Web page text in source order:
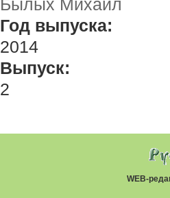
Былых Михаил
Год выпуска:
2014
Выпуск:
2
WEB-